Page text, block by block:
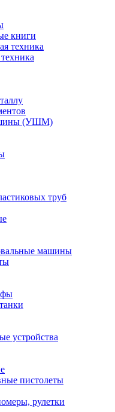
книги
(УШМ)
труб
машины
устройства
пистолеты
рулетки